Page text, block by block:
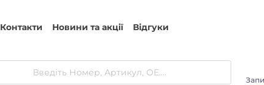
Контакти Новини та акції Відгуки